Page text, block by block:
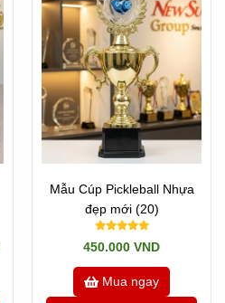
Mẫu Cúp Pickleball Nhựa
đẹp mới (20)
450.000 VND
Mua ngay